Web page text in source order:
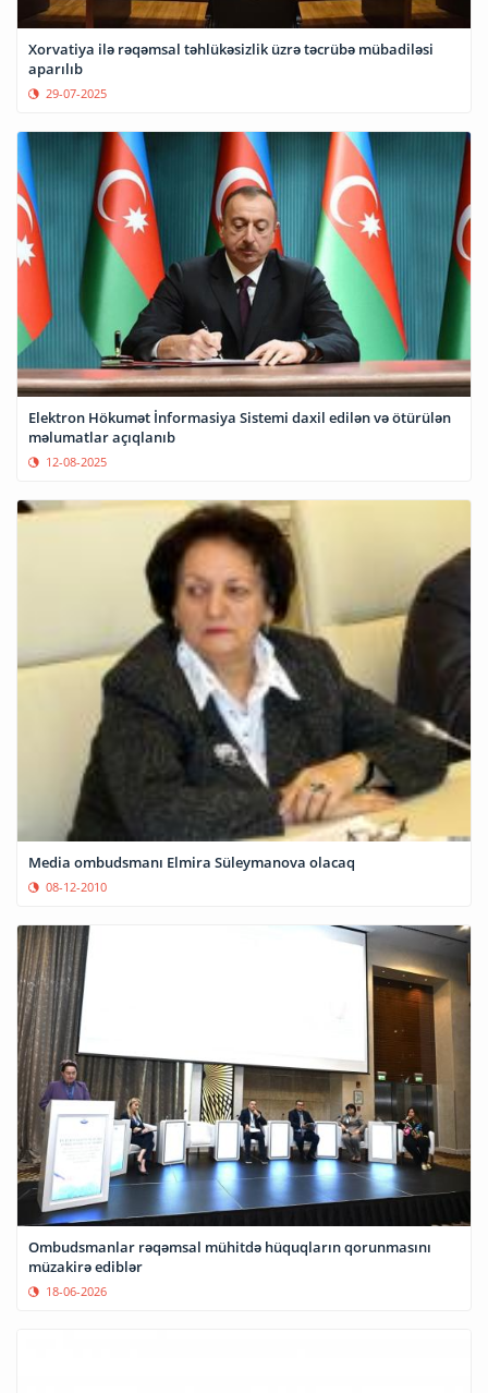
Xorvatiya ilə rəqəmsal təhlükəsizlik üzrə təcrübə mübadiləsi
aparılıb
29-07-2025
Elektron Hökumət İnformasiya Sistemi daxil edilən və ötürülən
məlumatlar açıqlanıb
12-08-2025
Media ombudsmanı Elmira Süleymanova olacaq
08-12-2010
Ombudsmanlar rəqəmsal mühitdə hüquqların qorunmasını
müzakirə ediblər
18-06-2026